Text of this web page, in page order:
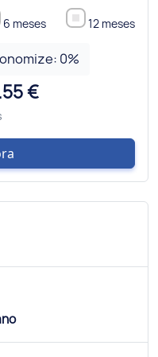
6 meses 12 meses
0%
€